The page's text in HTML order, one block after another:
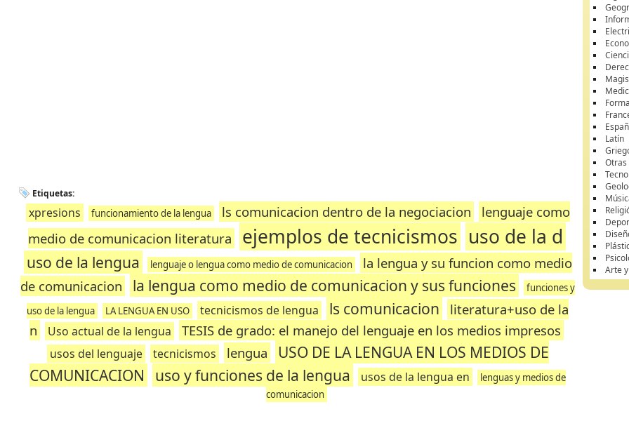
Etiquetas:
xpresions funcionamiento de la lengua ls comunicacion dentro de la negociacion
lenguaje como
medio de comunicacion literatura
ejemplos de tecnicismos uso de la d
uso de la lengua lenguaje o lengua como medio de comunicacion
la lengua y su funcion como medio
de comunicacion
la lengua como medio de comunicacion y sus funciones
funciones y
uso de la lengua
LA LENGUA EN USO tecnicismos de lengua ls comunicacion
literatura+uso de la
n
Uso actual de la lengua TESIS de grado: el manejo del lenguaje en los medios impresos
usos del lenguaje tecnicismos lengua
USO DE LA LENGUA EN LOS MEDIOS DE
COMUNICACION
uso y funciones de la lengua usos de la lengua en
lenguas y medios de
comunicacion
Latín
Arte